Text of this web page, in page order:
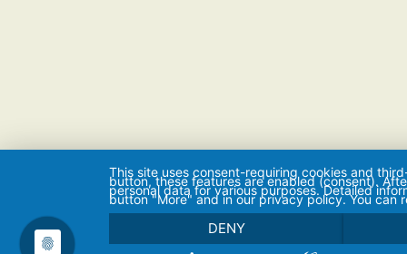
This site uses consent-requiring cookies and
button, these features are enabled (consent).
personal data for various purposes. Detailed
button "More" and in our privacy policy. You can
DENY